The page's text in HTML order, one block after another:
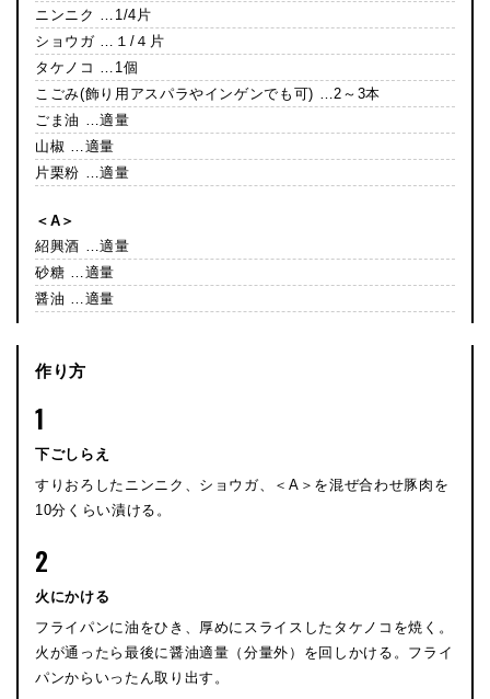
ニンニク …1/4片
ショウガ …１/４片
タケノコ …1個
こごみ(飾り用アスパラやインゲンでも可) …2～3本
ごま油 …適量
山椒 …適量
片栗粉 …適量
＜A＞
紹興酒 …適量
砂糖 …適量
醤油 …適量
作り方
1
下ごしらえ
すりおろしたニンニク、ショウガ、＜A＞を混ぜ合わせ豚肉を
10分くらい漬ける。
2
火にかける
フライパンに油をひき、厚めにスライスしたタケノコを焼く。
火が通ったら最後に醤油適量（分量外）を回しかける。フライ
パンからいったん取り出す。